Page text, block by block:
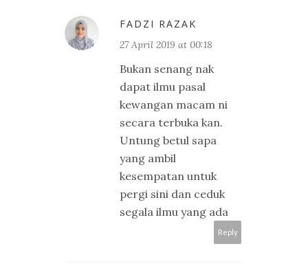
FADZI RAZAK
27 April 2019 at 00:18
Bukan senang nak
dapat ilmu pasal
kewangan macam ni
secara terbuka kan.
Untung betul sapa
yang ambil
kesempatan untuk
pergi sini dan ceduk
segala ilmu yang ada
Reply